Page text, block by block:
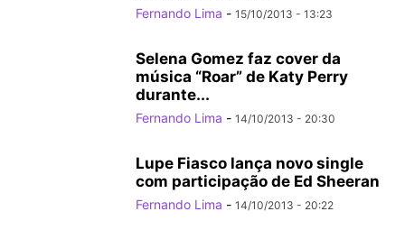
Fernando Lima - 15/10/2013 - 13:23
Selena Gomez faz cover da
música “Roar” de Katy Perry
durante...
Fernando Lima - 14/10/2013 - 20:30
Lupe Fiasco lança novo single
com participação de Ed Sheeran
Fernando Lima - 14/10/2013 - 20:22